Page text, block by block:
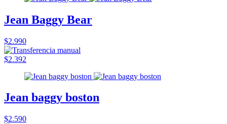
Jean Baggy Bear
$2.990
$2.392
Jean baggy boston
$2.590